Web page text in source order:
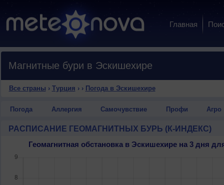
Главная
Магнитные бури в Эскишехире
Все страны › Турция › › Погода в Эскишехире
Погода Аллергия Самочувствие Профи Агро
РАСПИСАНИЕ ГЕОМАГНИТНЫХ БУРЬ (К-ИНДЕКС)
Геомагнитная обстановка в Эскишехире на 3 дня